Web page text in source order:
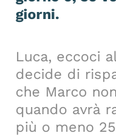
giorni.
Luca, eccoci
decide di
che Marco
quando avrà
più o meno